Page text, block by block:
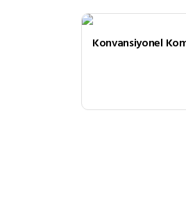
Konvansiyonel